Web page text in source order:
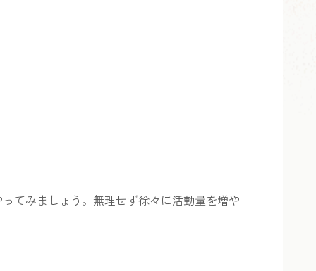
てみましょう。無理せず徐々に活動量を増や